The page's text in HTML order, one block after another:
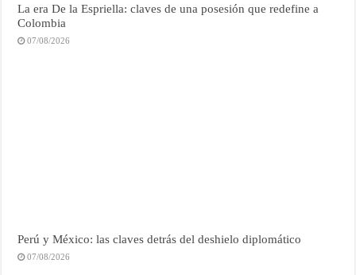
La era De la Espriella: claves de una posesión que redefine a
Colombia
07/08/2026
Perú y México: las claves detrás del deshielo diplomático
07/08/2026